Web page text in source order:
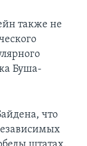
также не
Буша-
что